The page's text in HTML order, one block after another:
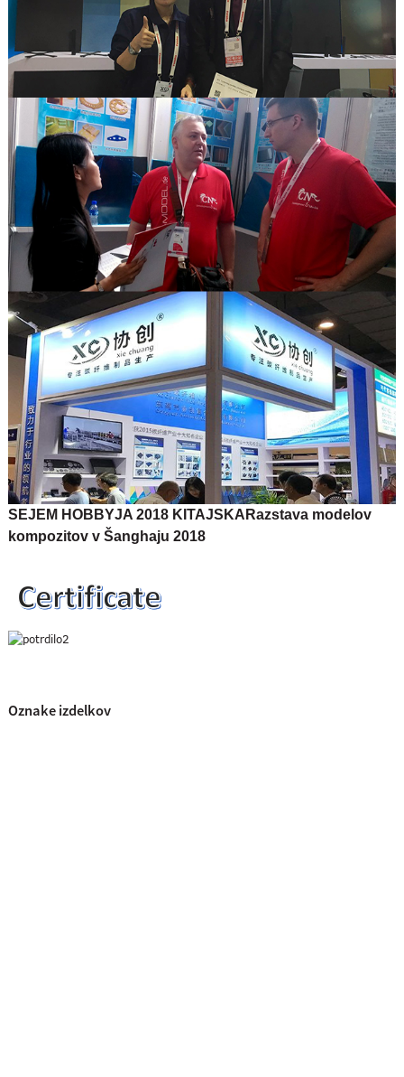
SEJEM HOBBYJA 2018 KITAJSKA Razstava modelov
kompozitov v Šanghaju 2018
Oznake izdelkov